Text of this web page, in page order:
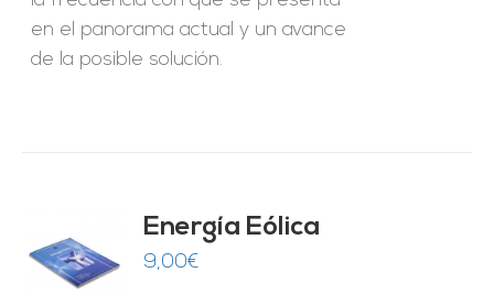
en el panorama actual y un avance
de la posible solución.
Energía Eólica
9,00€